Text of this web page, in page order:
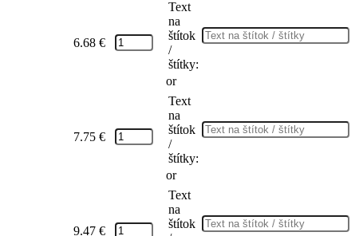
6.68 €
Text
na
štítok
/
štítky:
or
7.75 €
Text
na
štítok
/
štítky:
or
9.47 €
Text
na
štítok